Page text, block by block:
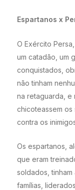
Espartanos x
O Exército
um catadão, um
conquistados,
não tinham
na retaguarda, e
chicoteassem
contra os
Os espartanos,
que eram
soldados,
famílias,